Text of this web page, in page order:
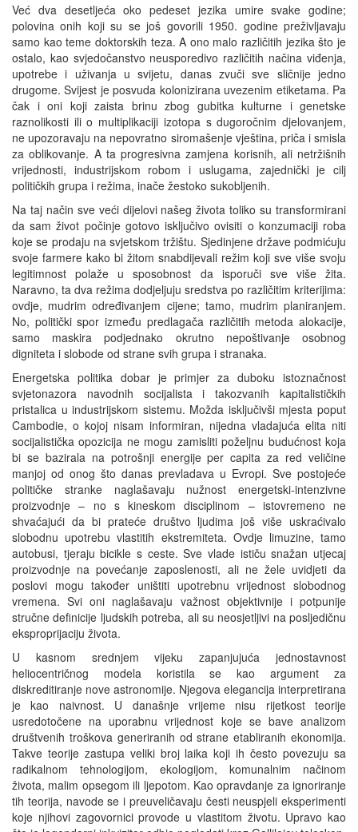
Već dva desetljeća oko pedeset jezika umire svake godine;
polovina onih koji su se još govorili 1950. godine preživljavaju
samo kao teme doktorskih teza. A ono malo različitih jezika što je
ostalo, kao svjedočanstvo neusporedivo različitih načina viđenja,
upotrebe i uživanja u svijetu, danas zvuči sve sličnije jedno
drugome. Svijest je posvuda kolonizirana uvezenim etiketama. Pa
čak i oni koji zaista brinu zbog gubitka kulturne i genetske
raznolikosti ili o multiplikaciji izotopa s dugoročnim djelovanjem,
ne upozoravaju na nepovratno siromašenje vještina, priča i smisla
za oblikovanje. A ta progresivna zamjena korisnih, ali netržišnih
vrijednosti, industrijskom robom i uslugama, zajednički je cilj
političkih grupa i režima, inače žestoko sukobljenih.
Na taj način sve veći dijelovi našeg života toliko su transformirani
da sam život počinje gotovo isključivo ovisiti o konzumaciji roba
koje se prodaju na svjetskom tržištu. Sjedinjene države podmićuju
svoje farmere kako bi žitom snabdijevali režim koji sve više svoju
legitimnost polaže u sposobnost da isporuči sve više žita.
Naravno, ta dva režima dodjeljuju sredstva po različitim kriterijima:
ovdje, mudrim određivanjem cijene; tamo, mudrim planiranjem.
No, politički spor između predlagača različitih metoda alokacije,
samo maskira podjednako okrutno nepoštivanje osobnog
digniteta i slobode od strane svih grupa i stranaka.
Energetska politika dobar je primjer za duboku istoznačnost
svjetonazora navodnih socijalista i takozvanih kapitalističkih
pristalica u industrijskom sistemu. Možda isključivši mjesta poput
Cambodie, o kojoj nisam informiran, nijedna vladajuća elita niti
socijalistička opozicija ne mogu zamisliti poželjnu budućnost koja
bi se bazirala na potrošnji energije per capita za red veličine
manjoj od onog što danas prevladava u Evropi. Sve postojeće
političke stranke naglašavaju nužnost energetski-intenzivne
proizvodnje – no s kineskom disciplinom – istovremeno ne
shvaćajući da bi prateće društvo ljudima još više uskraćivalo
slobodnu upotrebu vlastitih ekstremiteta. Ovdje limuzine, tamo
autobusi, tjeraju bicikle s ceste. Sve vlade ističu snažan utjecaj
proizvodnje na povećanje zaposlenosti, ali ne žele uvidjeti da
poslovi mogu također uništiti upotrebnu vrijednost slobodnog
vremena. Svi oni naglašavaju važnost objektivnije i potpunije
stručne definicije ljudskih potreba, ali su neosjetljivi na posljedičnu
eksproprijaciju života.
U kasnom srednjem vijeku zapanjujuća jednostavnost
heliocentričnog modela koristila se kao argument za
diskreditiranje nove astronomije. Njegova elegancija interpretirana
je kao naivnost. U današnje vrijeme nisu rijetkost teorije
usredotočene na uporabnu vrijednost koje se bave analizom
društvenih troškova generiranih od strane etabliranih ekonomija.
Takve teorije zastupa veliki broj laika koji ih često povezuju sa
radikalnom tehnologijom, ekologijom, komunalnim načinom
života, malim opsegom ili ljepotom. Kao opravdanje za ignoriranje
tih teorija, navode se i preuveličavaju česti neuspjeli eksperimenti
koje njihovi zagovornici provode u vlastitom životu. Upravo kao